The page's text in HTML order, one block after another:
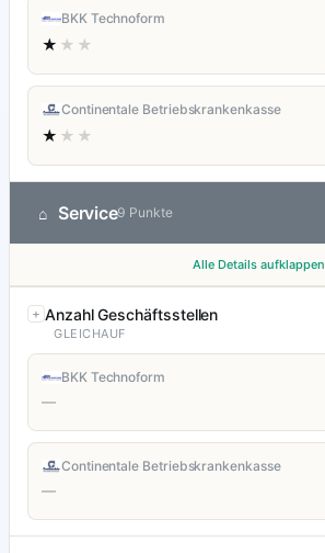
BKK Technoform
★ ★★
Continentale Betriebskrankenkasse
★ ★★
⌂ Service9 Punkte
Alle Details aufklappen
Anzahl Geschäftsstellen
GLEICHAUF
BKK Technoform
—
Continentale Betriebskrankenkasse
—